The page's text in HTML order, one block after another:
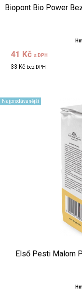
Biopont Bio Power
41 Kč s DPH
33 Kč bez DPH
Najpredávanější
Első Pesti Malom